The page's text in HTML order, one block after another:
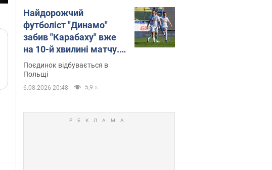
Найдорожчий
футболіст "Динамо"
забив "Карабаху" вже
на 10-й хвилині матчу.
Відео
Поєдинок відбувається в
Польщі
6.08.2026 20:48 5,9 т.